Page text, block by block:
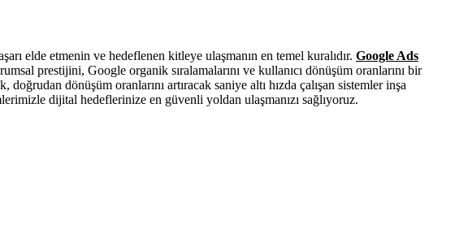
elde etmenin ve hedeflenen kitleye ulaşmanın en temel kuralıdır. Google Ads
prestijini, Google organik sıralamalarını ve kullanıcı dönüşüm oranlarını bir
dönüşüm oranlarını artıracak saniye altı hızda çalışan sistemler inşa
dijital hedeflerinize en güvenli yoldan ulaşmanızı sağlıyoruz.